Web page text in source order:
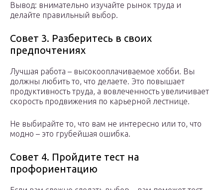
Вывод: внимательно изучайте рынок труда и
делайте правильный выбор.
Совет 3. Разберитесь в своих
предпочтениях
Лучшая работа – высокооплачиваемое хобби. Вы
должны любить то, что делаете. Это повышает
продуктивность труда, а вовлеченность увеличивает
скорость продвижения по карьерной лестнице.
Не выбирайте то, что вам не интересно или то, что
модно – это грубейшая ошибка.
Совет 4. Пройдите тест на
профориентацию